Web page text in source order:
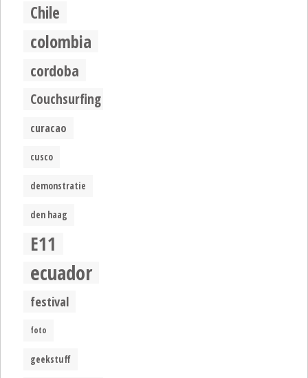
Chile
colombia
cordoba
Couchsurfing
curacao
cusco
demonstratie
den haag
E11
ecuador
festival
foto
geekstuff